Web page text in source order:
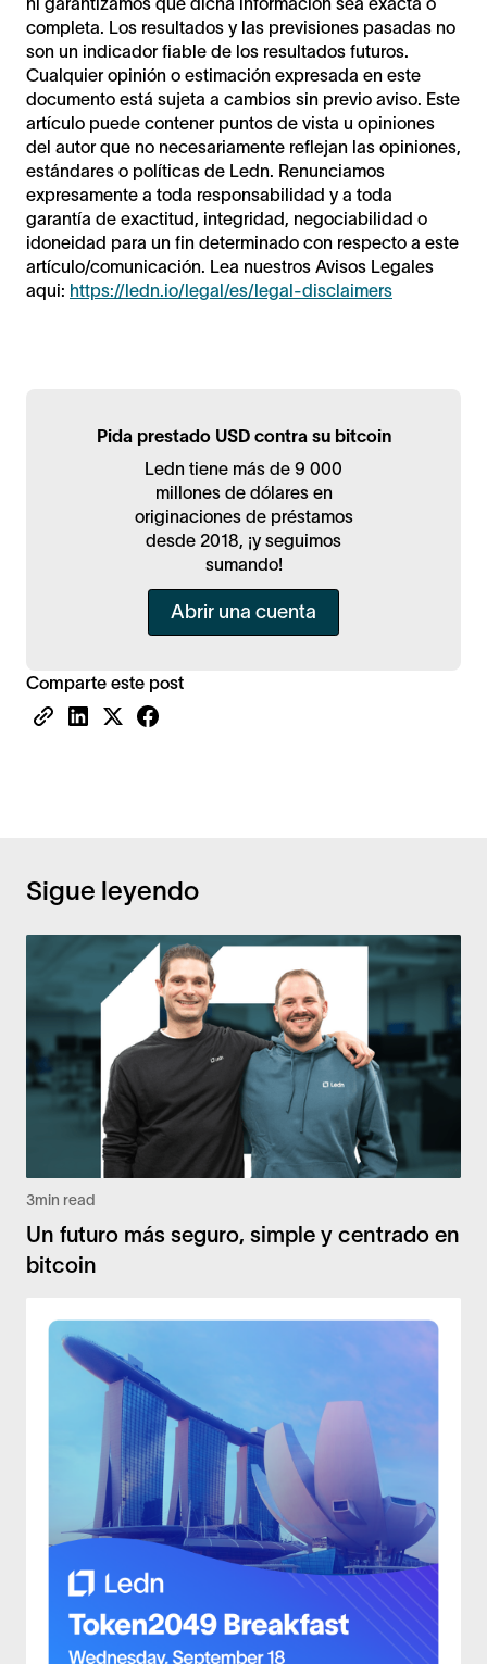
Pida prestado USD contra su bitcoin
Ledn tiene más de 9 000
millones de dólares en
originaciones de préstamos
desde 2018, ¡y seguimos
sumando!
Abrir una cuenta
Comparte este post
completa. Los resultados y las previsiones pasadas no
son un indicador fiable de los resultados futuros.
Cualquier opinión o estimación expresada en este
documento está sujeta a cambios sin previo aviso. Este
artículo puede contener puntos de vista u opiniones
del autor que no necesariamente reflejan las opiniones,
estándares o políticas de Ledn. Renunciamos
expresamente a toda responsabilidad y a toda
garantía de exactitud, integridad, negociabilidad o
idoneidad para un fin determinado con respecto a este
artículo/comunicación. Lea nuestros Avisos Legales
aqui: https://ledn.io/legal/es/legal-disclaimers
Sigue leyendo
3min read
Un futuro más seguro, simple y centrado en
bitcoin